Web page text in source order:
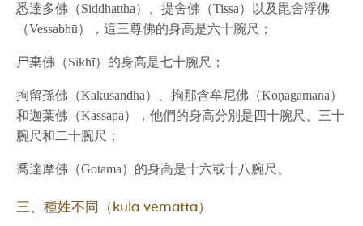
悉達多佛（Siddhattha）、提舍佛（Tissa）以及毘舍浮佛
（Vessabhū），這三尊佛的身高是六十腕尺；
尸棄佛（Sikhī）的身高是七十腕尺；
拘留孫佛（Kakusandha）、拘那含牟尼佛（Koṇāgamana）
和迦葉佛（Kassapa），他們的身高分別是四十腕尺、三十
腕尺和二十腕尺；
喬達摩佛（Gotama）的身高是十六或十八腕尺。
三、種姓不同（kula vematta）